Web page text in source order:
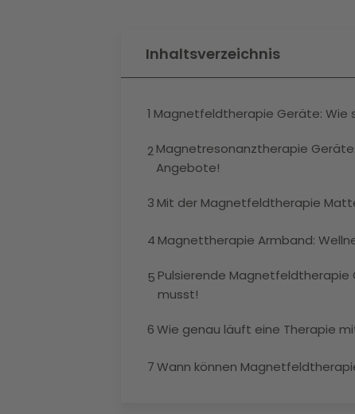
Inhaltsverzeichnis
1 Magnetfeldtherapie Geräte: Wie
2Magnetresonanztherapie
Angebote!
3 Mit der Magnetfeldtherapie
4 Magnettherapie Armband:
5 Pulsierende Magnetfeldtherapie
musst!
6Wie genau läuft eine Therapie
7Wann können